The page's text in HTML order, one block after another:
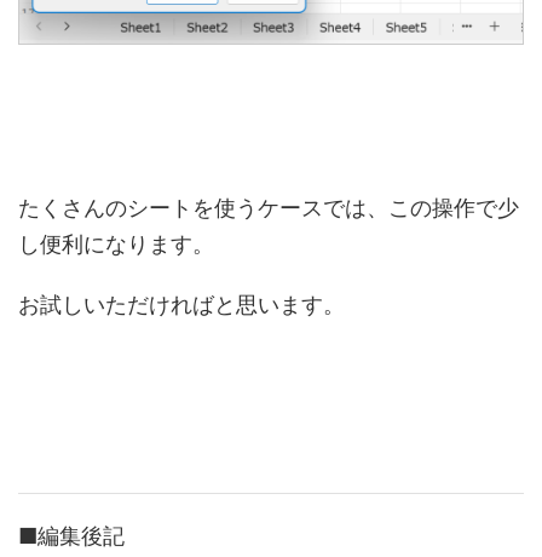
たくさんのシートを使うケースでは、この操作で少
し便利になります。
お試しいただければと思います。
■編集後記